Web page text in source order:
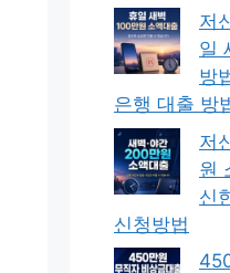
저
일
방
은행 대출 방
저
원
신
신청방법